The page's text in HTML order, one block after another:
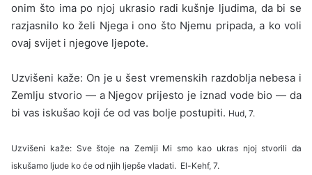
onim što ima po njoj ukrasio radi kušnje ljudima, da bi se
razjasnilo ko želi Njega i ono što Njemu pripada, a ko voli
ovaj svijet i njegove ljepote.
Uzvišeni kaže: On je u šest vremenskih razdoblja nebesa i
Zemlju stvorio — a Njegov prijesto je iznad vode bio — da
bi vas iskušao koji će od vas bolje postupiti. Hud, 7.
Uzvišeni kaže: Sve štoje na Zemlji Mi smo kao ukras njoj stvorili da
iskušamo ljude ko će od njih ljepše vladati. El-Kehf, 7.